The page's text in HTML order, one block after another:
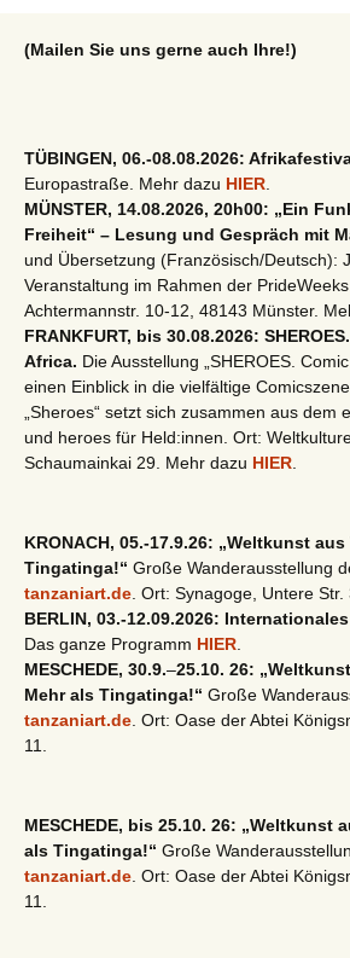
(Mailen Sie uns gerne auch Ihre!)
TÜBINGEN, 06.-08.08.2026:
Europastraße. Mehr dazu HIER
MÜNSTER, 14.08.2026, 20h00: „Ein
Freiheit“ – Lesung und Gespräch mit
und Übersetzung (Französisch/Deutsch):
Veranstaltung im Rahmen der
Achtermannstr. 10-12, 48143 Münster.
FRANKFURT, bis 30.08.2026:
Africa. Die Ausstellung „SHEROES.
einen Einblick in die vielfältige
„Sheroes“ setzt sich zusammen aus dem
und heroes für Held:innen. Ort:
Schaumainkai 29. Mehr dazu HIER
KRONACH, 05.-17.9.26: „Weltkunst
Tingatinga!“ Große Wanderausstellung
tanzaniart.de . Ort: Synagoge, Untere Str.
BERLIN, 03.-12.09.2026:
Das ganze Programm HIER
MESCHEDE, 30.9.–25.10. 26:
Mehr als Tingatinga!“ Große
tanzaniart.de . Ort: Oase der Abtei
11.
MESCHEDE, bis 25.10. 26: „Weltkunst
als Tingatinga!“ Große
tanzaniart.de . Ort: Oase der Abtei
11.